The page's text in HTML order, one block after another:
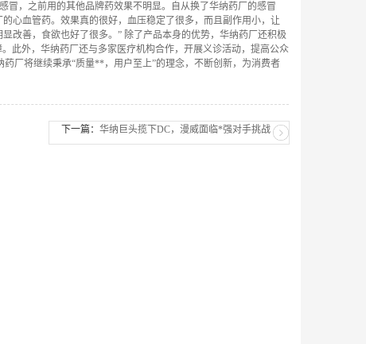
冒，之前用的其他品牌药效果不明显。自从换了华纳药厂的感冒
心血管药。效果真的很好，血压稳定了很多，而且副作用小，让
改善，食欲也好了很多。” 除了产品本身的优势，华纳药厂还积极
此外，华纳药厂还与多家医疗机构合作，开展义诊活动，提高公众
厂将继续秉承“质量**，用户至上”的理念，不断创新，为消费者
下一篇： 华纳巨头揽下DC，漫威面临*强对手挑战